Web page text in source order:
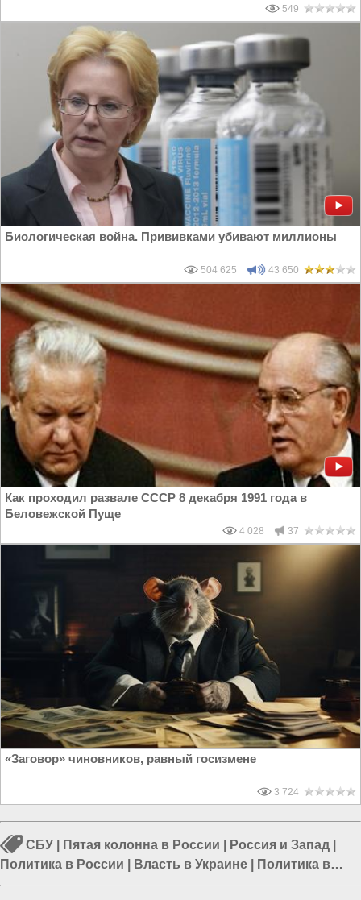
549
Биологическая война. Прививками убивают миллионы
504 625 43 650
Как проходил развале СССР 8 декабря 1991 года в
Беловежской Пуще
4 028 37
«Заговор» чиновников, равный госизмене
3 724
СБУ Пятая колонна в России Россия и Запад
Политика в России
Власть в Украине
Политика в
Украине|Власть в РФ